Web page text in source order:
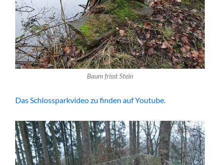
Baum frisst Stein
Das Schlossparkvideo zu finden auf Youtube.